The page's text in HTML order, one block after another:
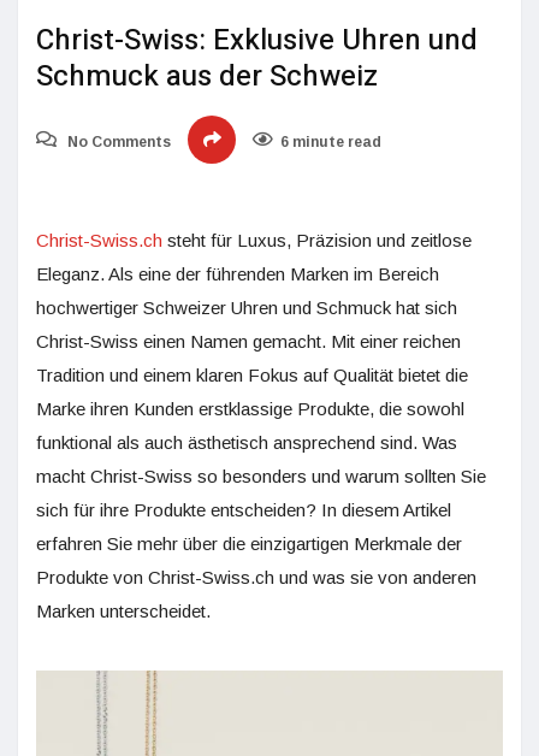
Christ-Swiss: Exklusive Uhren und
Schmuck aus der Schweiz
No Comments 6 minute read
Christ-Swiss.ch steht für Luxus, Präzision und zeitlose
Eleganz. Als eine der führenden Marken im Bereich
hochwertiger Schweizer Uhren und Schmuck hat sich
Christ-Swiss einen Namen gemacht. Mit einer reichen
Tradition und einem klaren Fokus auf Qualität bietet die
Marke ihren Kunden erstklassige Produkte, die sowohl
funktional als auch ästhetisch ansprechend sind. Was
macht Christ-Swiss so besonders und warum sollten Sie
sich für ihre Produkte entscheiden? In diesem Artikel
erfahren Sie mehr über die einzigartigen Merkmale der
Produkte von Christ-Swiss.ch und was sie von anderen
Marken unterscheidet.